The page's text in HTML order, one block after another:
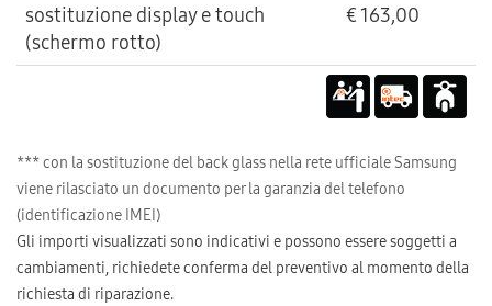
sostituzione display e touch
(schermo rotto)
€ 163,00
*** con la sostituzione del back glass nella rete ufficiale Samsung
viene rilasciato un documento per la garanzia del telefono
(identificazione IMEI)
Gli importi visualizzati sono indicativi e possono essere soggetti a
cambiamenti, richiedete conferma del preventivo al momento della
richiesta di riparazione.